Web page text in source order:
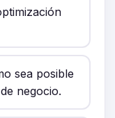
sea posible
negocio.